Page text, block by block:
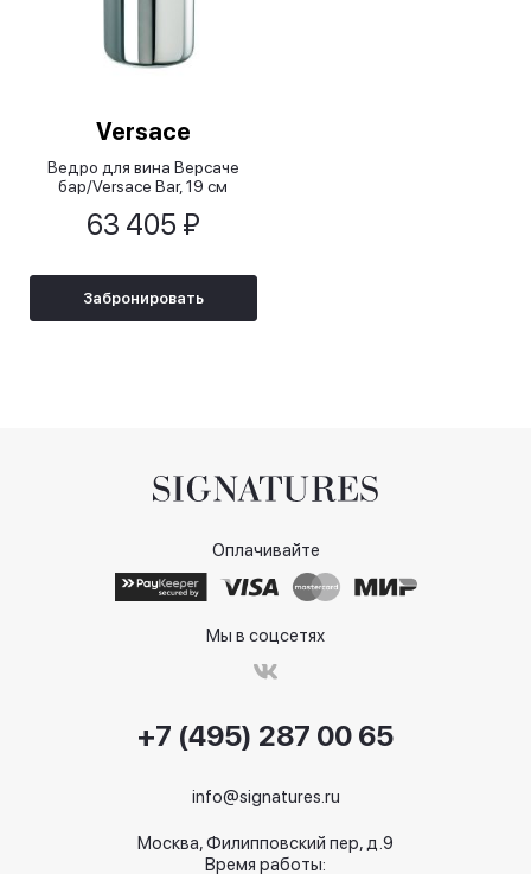
Versace
Ведро для вина Версаче
бар/Versace Bar, 19 см
63 405 ₽
Забронировать
Оплачивайте
Мы в соцсетях
+7 (495) 287 00 65
info@signatures.ru
Москва, Филипповский пер, д.9
Время работы: